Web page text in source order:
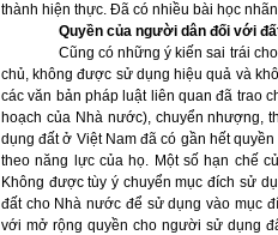
thành hiện thực. Đã có nhiều bài học
Quyền của người dân đối với
Cũng có những ý kiến sai trái
chủ, không được sử dụng hiệu quả và
các văn bản pháp luật liên quan đã trao
hoạch của Nhà nước), chuyển nhượng,
dụng đất ở Việt Nam đã có gần hết
theo năng lực của họ. Một số hạn chế
Không được tùy ý chuyển mục đích sử
đất cho Nhà nước để sử dụng vào mục
với mở rộng quyền cho người sử dụng